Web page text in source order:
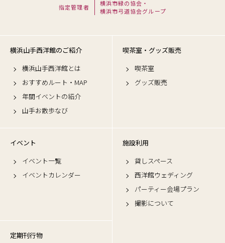
指定管理者
横浜市緑の協会・
横浜市弓道協会グループ
横浜山手西洋館のご紹介
横浜山手西洋館とは
おすすめルート・MAP
年間イベントの紹介
山手お散歩なび
喫茶室・グッズ販売
喫茶室
グッズ販売
イベント
イベント一覧
イベントカレンダー
施設利用
貸しスペース
西洋館ウェディング
パーティー会場プラン
撮影について
定期刊行物